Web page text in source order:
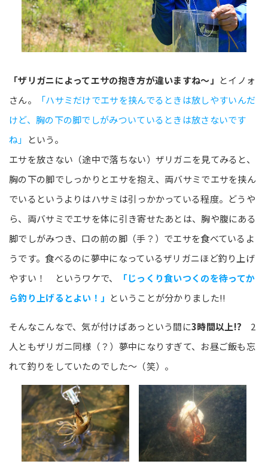
「ザリガニによってエサの抱き方が違いますね～」 とイノォ
さん。
「ハサミだけでエサを挟んでるときは放しやすいんだ
けど、胸の下の脚でしがみついているときは放さないです
ね」
という。
エサを放さない（途中で落ちない）ザリガニを見てみると、
胸の下の脚でしっかりとエサを抱え、両バサミでエサを挟ん
でいるというよりはハサミは引っかかっている程度。どうや
ら、両バサミでエサを体に引き寄せたあとは、胸や腹にある
脚でしがみつき、口の前の脚（手？）でエサを食べているよ
うです。食べるのに夢中になっているザリガニほど釣り上げ
やすい！ というワケで、
「じっくり食いつくのを待ってか
ら釣り上げるとよい！」 ということが分かりました!!
そんなこんなで、気が付けばあっという間に3時間以上!? 2
人ともザリガニ同様（？）夢中になりすぎて、お昼ご飯も忘
れて釣りをしていたのでした～（笑）。